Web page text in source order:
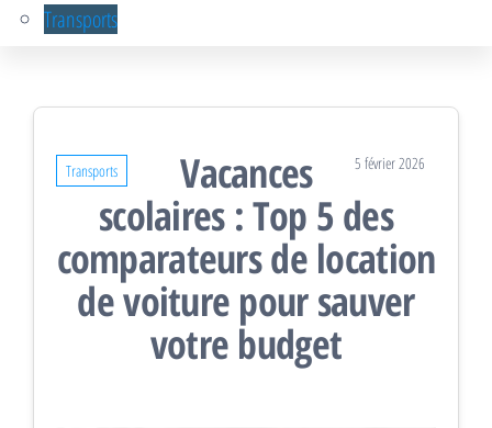
Transports
Transports 5 février 2026
Vacances
scolaires : Top 5 des
comparateurs de location
de voiture pour sauver
votre budget